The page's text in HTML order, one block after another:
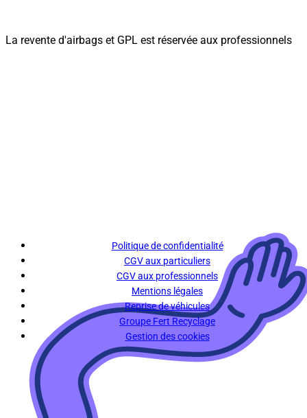
La revente d'airbags et GPL est réservée aux professionnels
Politique de confidentialité
CGV aux particuliers
CGV aux professionnels
Mentions légales
Reprise de véhicules
Groupe Fert Recyclage
Gestion des cookies